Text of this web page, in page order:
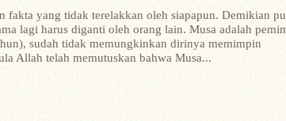
fakta yang tidak terelakkan oleh siapapun. Demikian
lagi harus diganti oleh orang lain. Musa adalah
sudah tidak memungkinkan dirinya memimpin
Allah telah memutuskan bahwa Musa...